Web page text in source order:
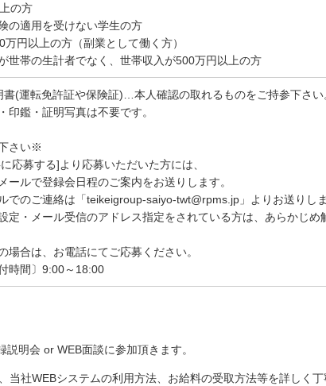
の方
の適用を受けない学生の方
円以上の方（副業として働く方）
世帯の生計者でなく、世帯収入が500万円以上の方
書(運転免許証や保険証)…本人確認の取れるものをご持参下さい
印鑑・証明写真は不要です。
さい※
応募する]より応募いただいた方には、
ールで登録会日程のご案内をお送りします。
でのご連絡は「teikeigroup-saiyo-twt@rpms.jp」よりお送りし
定・メール受信のアドレス指定をされている方は、あらかじめ
場合は、お電話にてご応募ください。
時間〕9:00～18:00
明会 or WEB面談に参加頂きます。
当社WEBシステムの利用方法、お給料の受取方法等を詳しく